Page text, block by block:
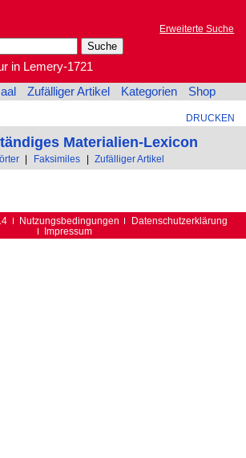
Erweiterte Suche
in Lemery-1721
Zufälliger Artikel Kategorien Shop
DRUCKEN
Materialien-Lexicon
Faksimiles Zufälliger Artikel
Nutzungsbedingungen
Datenschutzerklärung
Impressum